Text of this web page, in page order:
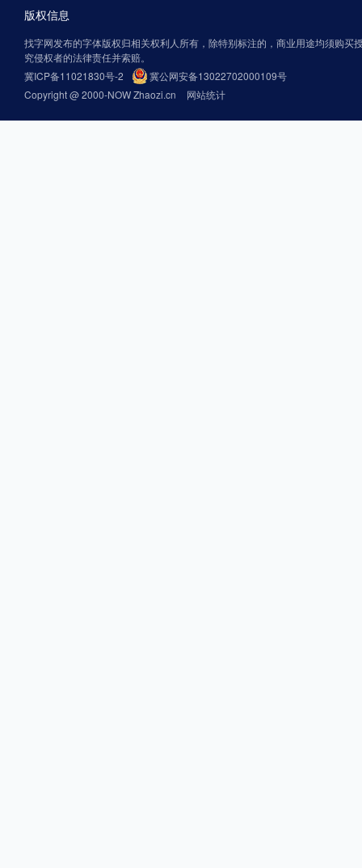
版权信息
找字网发布的字体版权归相关权利人所有，除特别标注的，商业用途均须购买
究侵权者的法律责任并索赔。
冀ICP备11021830号-2
冀公网安备13022702000109号
Copyright @ 2000-NOW Zhaozi.cn
网站统计